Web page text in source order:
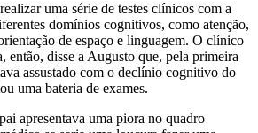
uma série de testes clínicos com a
domínios cognitivos, como atenção,
de espaço e linguagem. O clínico
então, disse a Augusto que, pela primeira
assustado com o declínio cognitivo do
uma bateria de exames.
apresentava uma piora no quadro